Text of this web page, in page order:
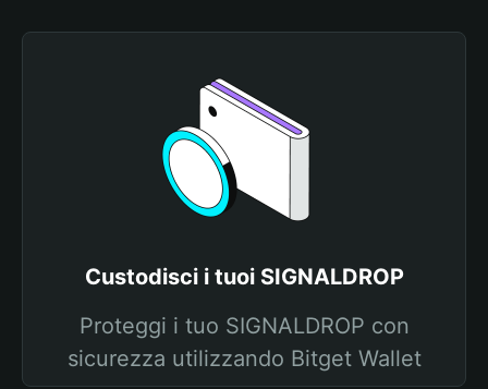
Custodisci i tuoi SIGNALDROP
Proteggi i tuo SIGNALDROP con
sicurezza utilizzando Bitget Wallet